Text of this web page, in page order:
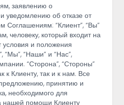
заявлению о
уведомлению об отказе от
Соглашениям: “Клиент”, “Вы”
человеку, который входит на
условия и положения
“Мы”, “Наши” и “Нас”,
“Сторона”, “Стороны”
к Клиенту, так и к нам. Все
принятию и
необходимого для
нашей помощи Клиенту